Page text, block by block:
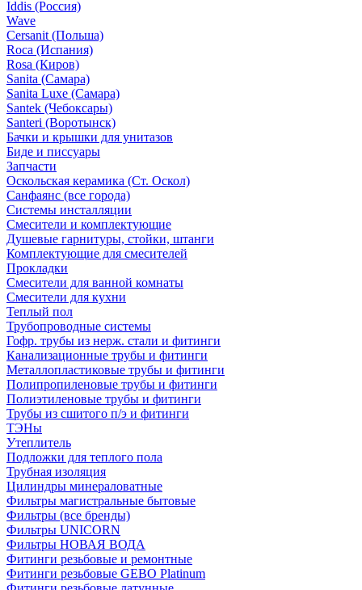
Iddis (Россия)
Wave
Cersanit (Польша)
Roca (Испания)
Rosa (Киров)
Sanita (Самара)
Sanita Luxe (Самара)
Santek (Чебоксары)
Santeri (Воротынск)
Бачки и крышки для унитазов
Биде и писсуары
Запчасти
Оскольская керамика (Ст. Оскол)
Санфаянс (все города)
Системы инсталляции
Смесители и комплектующие
Душевые гарнитуры, стойки, штанги
Комплектующие для смесителей
Прокладки
Смесители для ванной комнаты
Смесители для кухни
Теплый пол
Трубопроводные системы
Гофр. трубы из нерж. стали и фитинги
Канализационные трубы и фитинги
Металлопластиковые трубы и фитинги
Полипропиленовые трубы и фитинги
Полиэтиленовые трубы и фитинги
Трубы из сшитого п/э и фитинги
ТЭНы
Утеплитель
Подложки для теплого пола
Трубная изоляция
Цилиндры минераловатные
Фильтры магистральные бытовые
Фильтры (все бренды)
Фильтры UNICORN
Фильтры НОВАЯ ВОДА
Фитинги резьбовые и ремонтные
Фитинги резьбовые GEBO Platinum